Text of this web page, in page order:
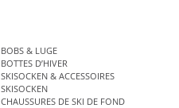
BOBS & LUGE
BOTTES D’HIVER
SKISOCKEN & ACCESSOIRES
SKISOCKEN
CHAUSSURES DE SKI DE FOND